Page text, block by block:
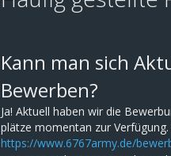
Kann man sich
Bewerben?
Ja! Aktuell haben wir die
plätze momentan zur
https://www.6767army.de/